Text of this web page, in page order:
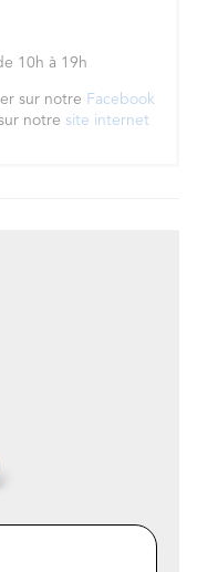
10h à 19h
sur notre Facebook
notre site internet